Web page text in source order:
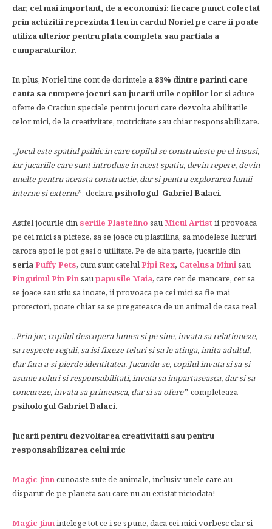
dar, cel mai important, de a economisi: fiecare punct colectat
prin achizitii reprezinta 1 leu in cardul Noriel pe care ii poate
utiliza ulterior pentru plata completa sau partiala a
cumparaturilor.
In plus, Noriel tine cont de dorintele a 83% dintre parinti care
cauta sa cumpere jocuri sau jucarii utile copiilor lorsi aduce
oferte de Craciun speciale pentru jocuri care dezvolta abilitatile
celor mici, de la creativitate, motricitate sau chiar responsabilizare.
„Jocul este spatiul psihic in care copilul se construieste pe el insusi,
iar jucariile care sunt introduse in acest spatiu, devin repere, devin
unelte pentru aceasta constructie, dar si pentru explorarea lumii
interne si externe”, declarapsihologul Gabriel Balaci.
Astfel jocurile din seriile Plastelino sauMicul Artistii provoaca
pe cei mici sa picteze, sa se joace cu plastilina, sa modeleze lucruri
carora apoi le pot gasi o utilitate. Pe de alta parte, jucariile din
seriaPuffy Pets, cum sunt catelulPipi Rex, Catelusa Mimisau
Pinguinul Pin Pinsaupapusile Maia, care cer de mancare, cer sa
se joace sau stiu sa inoate, ii provoaca pe cei mici sa fie mai
protectori, poate chiar sa se pregateasca de un animal de casa real.
„Prin joc, copilul descopera lumea si pe sine, invata sa relationeze,
sa respecte reguli, sa isi fixeze teluri si sa le atinga, imita adultul,
dar fara a-si pierde identitatea. Jucandu-se, copilul invata si sa-si
asume roluri si responsabilitati, invata sa impartaseasca, dar si sa
concureze, invata sa primeasca, dar si sa ofere”, completeaza
psihologul Gabriel Balaci.
Jucarii pentru dezvoltarea creativitatii sau pentru
responsabilizarea celui mic
Magic Jinncunoaste sute de animale, inclusiv unele care au
disparut de pe planeta sau care nu au existat niciodata!
Magic Jinnintelege tot ce i se spune, daca cei mici vorbesc clar si